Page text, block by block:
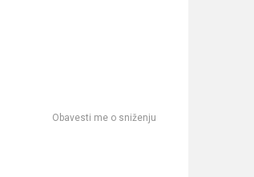
Obavesti me o sniženju